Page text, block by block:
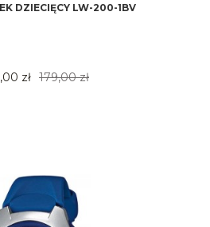
DZIECIĘCY LW-200-1BV
zł 179,00 zł